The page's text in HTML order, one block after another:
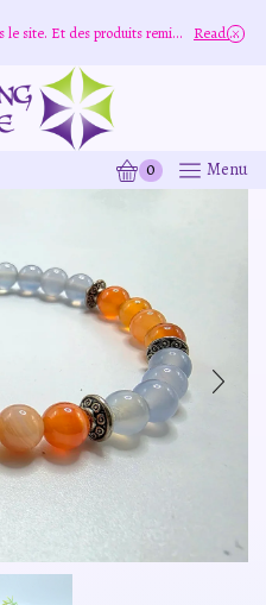
Grande promotion d'été -20% sur tous le site. Et des produits remisé indépendamment Read more
0 Menu